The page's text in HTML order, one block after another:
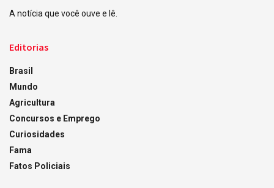
A notícia que você ouve e lê.
Editorias
Brasil
Mundo
Agricultura
Concursos e Emprego
Curiosidades
Fama
Fatos Policiais